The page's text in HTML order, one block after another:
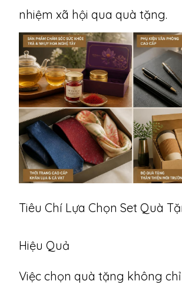
nhiệm xã hội qua quà tặng.
Tiêu Chí Lựa Chọn Set Quà
Hiệu Quả
Việc chọn quà tặng không